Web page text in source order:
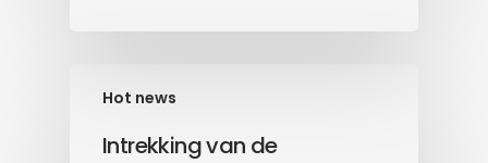
Hot news
Intrekking van de